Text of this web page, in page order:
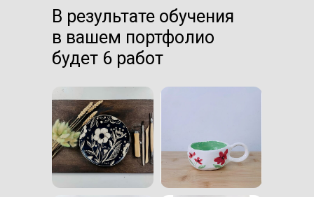
В результате обучения
в вашем портфолио
будет 6 работ